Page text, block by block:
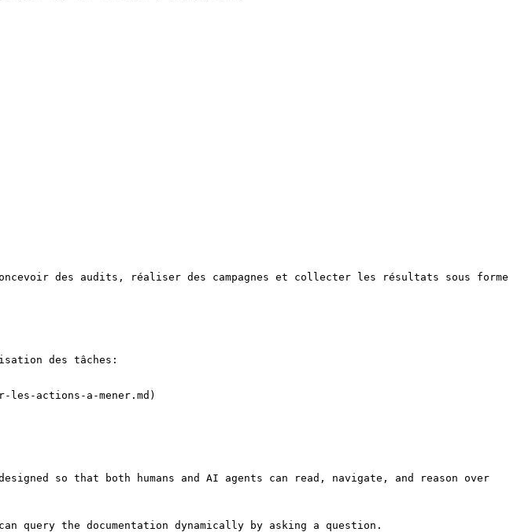
des audits, réaliser des campagnes et collecter les résultats sous forme
des tâches:
actions-a-mener.md)
so that both humans and AI agents can read, navigate, and reason over
the documentation dynamically by asking a question.